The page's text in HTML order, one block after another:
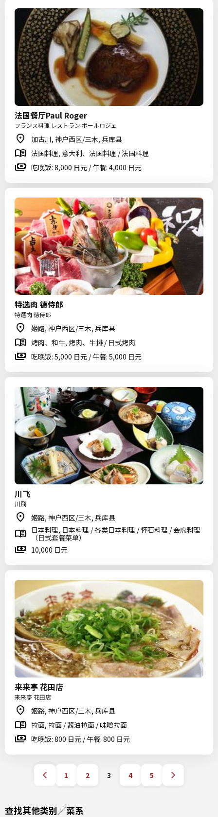
法国餐厅Paul Roger
フランス料理 レストラン ポールロジェ
加古川, 神户西区/三木, 兵库县
法国料理, 意大利、法国料理 / 法国料理
吃晚饭: 8,000 日元 / 午餐: 4,000 日元
特选肉 德侍郎
特選肉 徳侍郎
姬路, 神户西区/三木, 兵库县
烤肉、和牛, 烤肉、牛排 / 日式烤肉
吃晚饭: 5,000 日元 / 午餐: 5,000 日元
川飞
川飛
姬路, 神户西区/三木, 兵库县
日本料理, 日本料理 / 各类日本料理 / 怀石料理 / 会席料理
（日式套餐菜单）
10,000 日元
来来亭 花田店
来来亭 花田店
姬路, 神户西区/三木, 兵库县
拉面, 拉面 / 酱油拉面 / 味噌拉面
吃晚饭: 800 日元 / 午餐: 800 日元
1 2 3 4 5
查找其他类别／菜系